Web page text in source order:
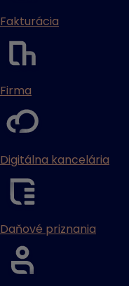
Fakturácia
Firma
Digitálna kancelária
Daňové priznania